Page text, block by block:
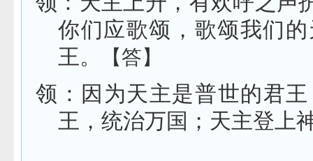
你们应歌颂，歌颂我们
王。
【答】
领：因为天主是普世的君
王，统治万国；天主登上